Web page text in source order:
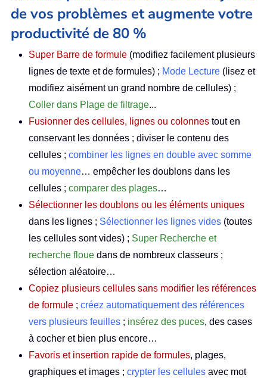
de vos problèmes et augmente votre
productivité de 80 %
Super Barre de formule (modifiez facilement plusieurs
lignes de texte et de formules) ; Mode Lecture (lisez et
modifiez aisément un grand nombre de cellules) ;
Coller dans Plage de filtrage...
Fusionner des cellules, lignes ou colonnes tout en
conservant les données ; diviser le contenu des
cellules ; combiner les lignes en double avec somme
ou moyenne… empêcher les doublons dans les
cellules ; comparer des plages…
Sélectionner les doublons ou les éléments uniques
dans les lignes ; Sélectionner les lignes vides (toutes
les cellules sont vides) ; Super Recherche et
recherche floue dans de nombreux classeurs ;
sélection aléatoire…
Copiez plusieurs cellules sans modifier les références
de formule ; créez automatiquement des références
vers plusieurs feuilles ; insérez des puces, des cases
à cocher et bien plus encore…
Favoris et insertion rapide de formules, plages,
graphiques et images ; crypter les cellules avec mot